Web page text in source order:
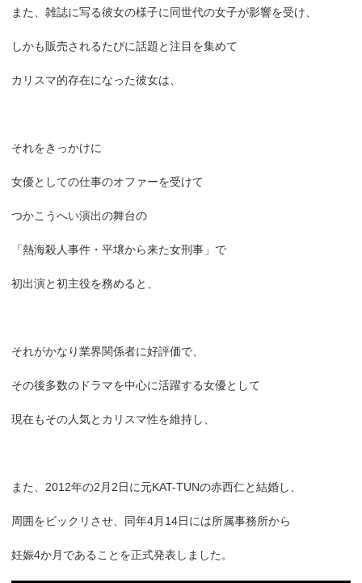
また、雑誌に写る彼女の様子に同世代の女子が影響を受け、
しかも販売されるたびに話題と注目を集めて
カリスマ的存在になった彼女は、
それをきっかけに
女優としての仕事のオファーを受けて
つかこうへい演出の舞台の
「熱海殺人事件・平壌から来た女刑事」で
初出演と初主役を務めると、
それがかなり業界関係者に好評価で、
その後多数のドラマを中心に活躍する女優として
現在もその人気とカリスマ性を維持し、
また、2012年の2月2日に元KAT-TUNの赤西仁と結婚し、
周囲をビックリさせ、同年4月14日には所属事務所から
妊娠4か月であることを正式発表しました。